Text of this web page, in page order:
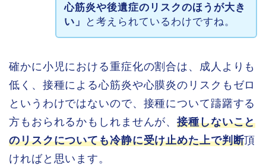
心筋炎や後遺症のリスクのほうが大き
い」
と考えられているわけですね。
確かに小児における重症化の割合は、成人よりも
低く、接種による心筋炎や心膜炎のリスクもゼロ
というわけではないので、接種について躊躇する
方もおられるかもしれませんが、接種しないこと
のリスクについても冷静に受け止めた上で判断頂
ければと思います。